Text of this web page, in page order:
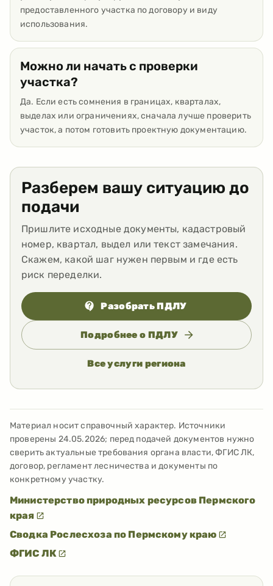
предоставленного участка по договору и виду
использования.
Можно ли начать с проверки
участка?
Да. Если есть сомнения в границах, кварталах,
выделах или ограничениях, сначала лучше проверить
участок, а потом готовить проектную документацию.
Разберем вашу ситуацию до
подачи
Пришлите исходные документы, кадастровый
номер, квартал, выдел или текст замечания.
Скажем, какой шаг нужен первым и где есть
риск переделки.
Разобрать ПДЛУ
Подробнее о ПДЛУ
Все услуги региона
Материал носит справочный характер. Источники
проверены 24.05.2026; перед подачей документов нужно
сверить актуальные требования органа власти, ФГИС ЛК,
договор, регламент лесничества и документы по
конкретному участку.
Министерство природных ресурсов Пермского
края
Сводка Рослесхоза по Пермскому краю
ФГИС ЛК